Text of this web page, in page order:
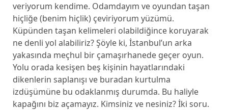
veriyorum kendime. Odamdayım ve oyundan taşan
hiçliğe (benim hiçlik) çeviriyorum yüzümü.
Küpünden taşan kelimeleri olabildiğince koruyarak
ne denli yol alabiliriz? Şöyle ki, İstanbul’un arka
yakasında meçhul bir çamaşırhanede geçer oyun.
Yolu orada kesişen beş kişinin hayatlarındaki
dikenlerin saplanışı ve buradan kurtulma
izdüşümüne bu odaklanmış durumda. Bu haliyle
kapağını biz açamayız. Kimsiniz ve nesiniz? İki soru.